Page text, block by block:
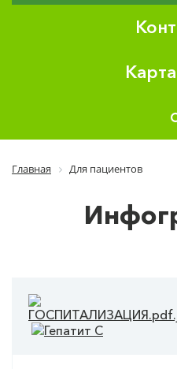
Главная Для пациентов